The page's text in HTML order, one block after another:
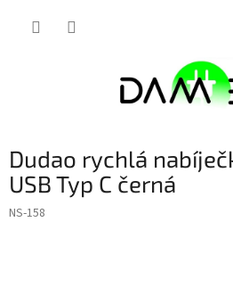
Dudao rychlá
USB Typ C černá
NS-158